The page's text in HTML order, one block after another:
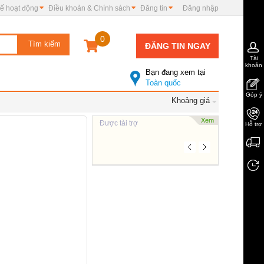
Đăng nhập
Đăng tin
Điều khoản & Chính sách
hoạt động
0
ĐĂNG TIN NGAY
Bạn đang xem tại
Toàn quốc
Khoảng giá
Được tài trợ Xem
Tài
khoản
Góp ý
Hỗ trợ